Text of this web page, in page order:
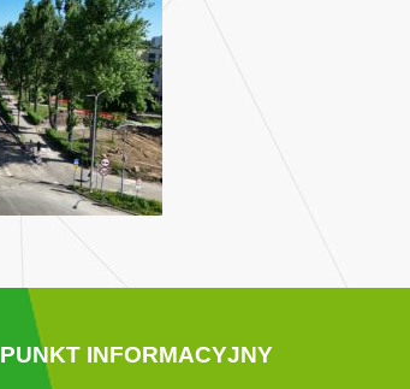
PUNKT INFORMACYJNY